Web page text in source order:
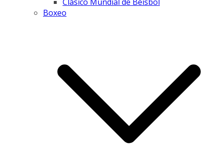
Clásico Mundial de Béisbol
Boxeo